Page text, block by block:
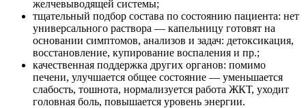
желчевыводящей системы;
тщательный подбор состава по состоянию пациента: нет
универсального раствора — капельницу готовят на
основании симптомов, анализов и задач: детоксикация,
восстановление, купирование воспаления и пр.;
качественная поддержка других органов: помимо
печени, улучшается общее состояние — уменьшается
слабость, тошнота, нормализуется работа ЖКТ, уходит
головная боль, повышается уровень энергии.